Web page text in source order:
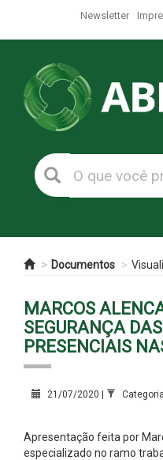
Newsletter
Documentos
MARCOS
SEGURANÇA
PRESENCIAIS
21/07/2020 |
Apresentação feita por
especializado no ramo